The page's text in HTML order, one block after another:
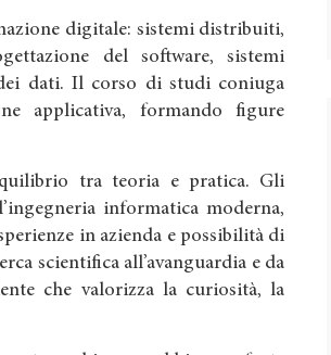
digitale: sistemi distribuiti,
del software, sistemi
dati. Il corso di studi coniuga
applicativa, formando figure
tra teoria e pratica. Gli
informatica moderna,
in azienda e possibilità di
scientifica all’avanguardia e da
che valorizza la curiosità, la